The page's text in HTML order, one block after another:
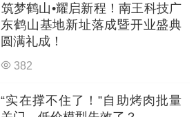
筑梦鹤山•耀启新程！南王科技广
东鹤山基地新址落成暨开业盛典
圆满礼成！
382
“实在撑不住了！”自助烤肉批量